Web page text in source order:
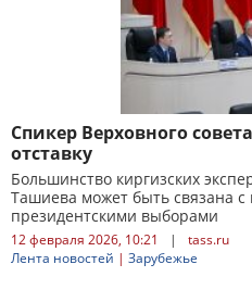
Спикер Верховного
отставку
Большинство киргизских
Ташиева может быть связана
президентскими выборами
12 февраля 2026, 10:21 |
tass.ru
Лента новостей | Зарубежье